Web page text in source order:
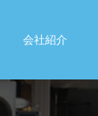
会社紹介